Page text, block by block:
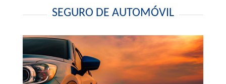
SEGURO DE AUTOMÓVIL